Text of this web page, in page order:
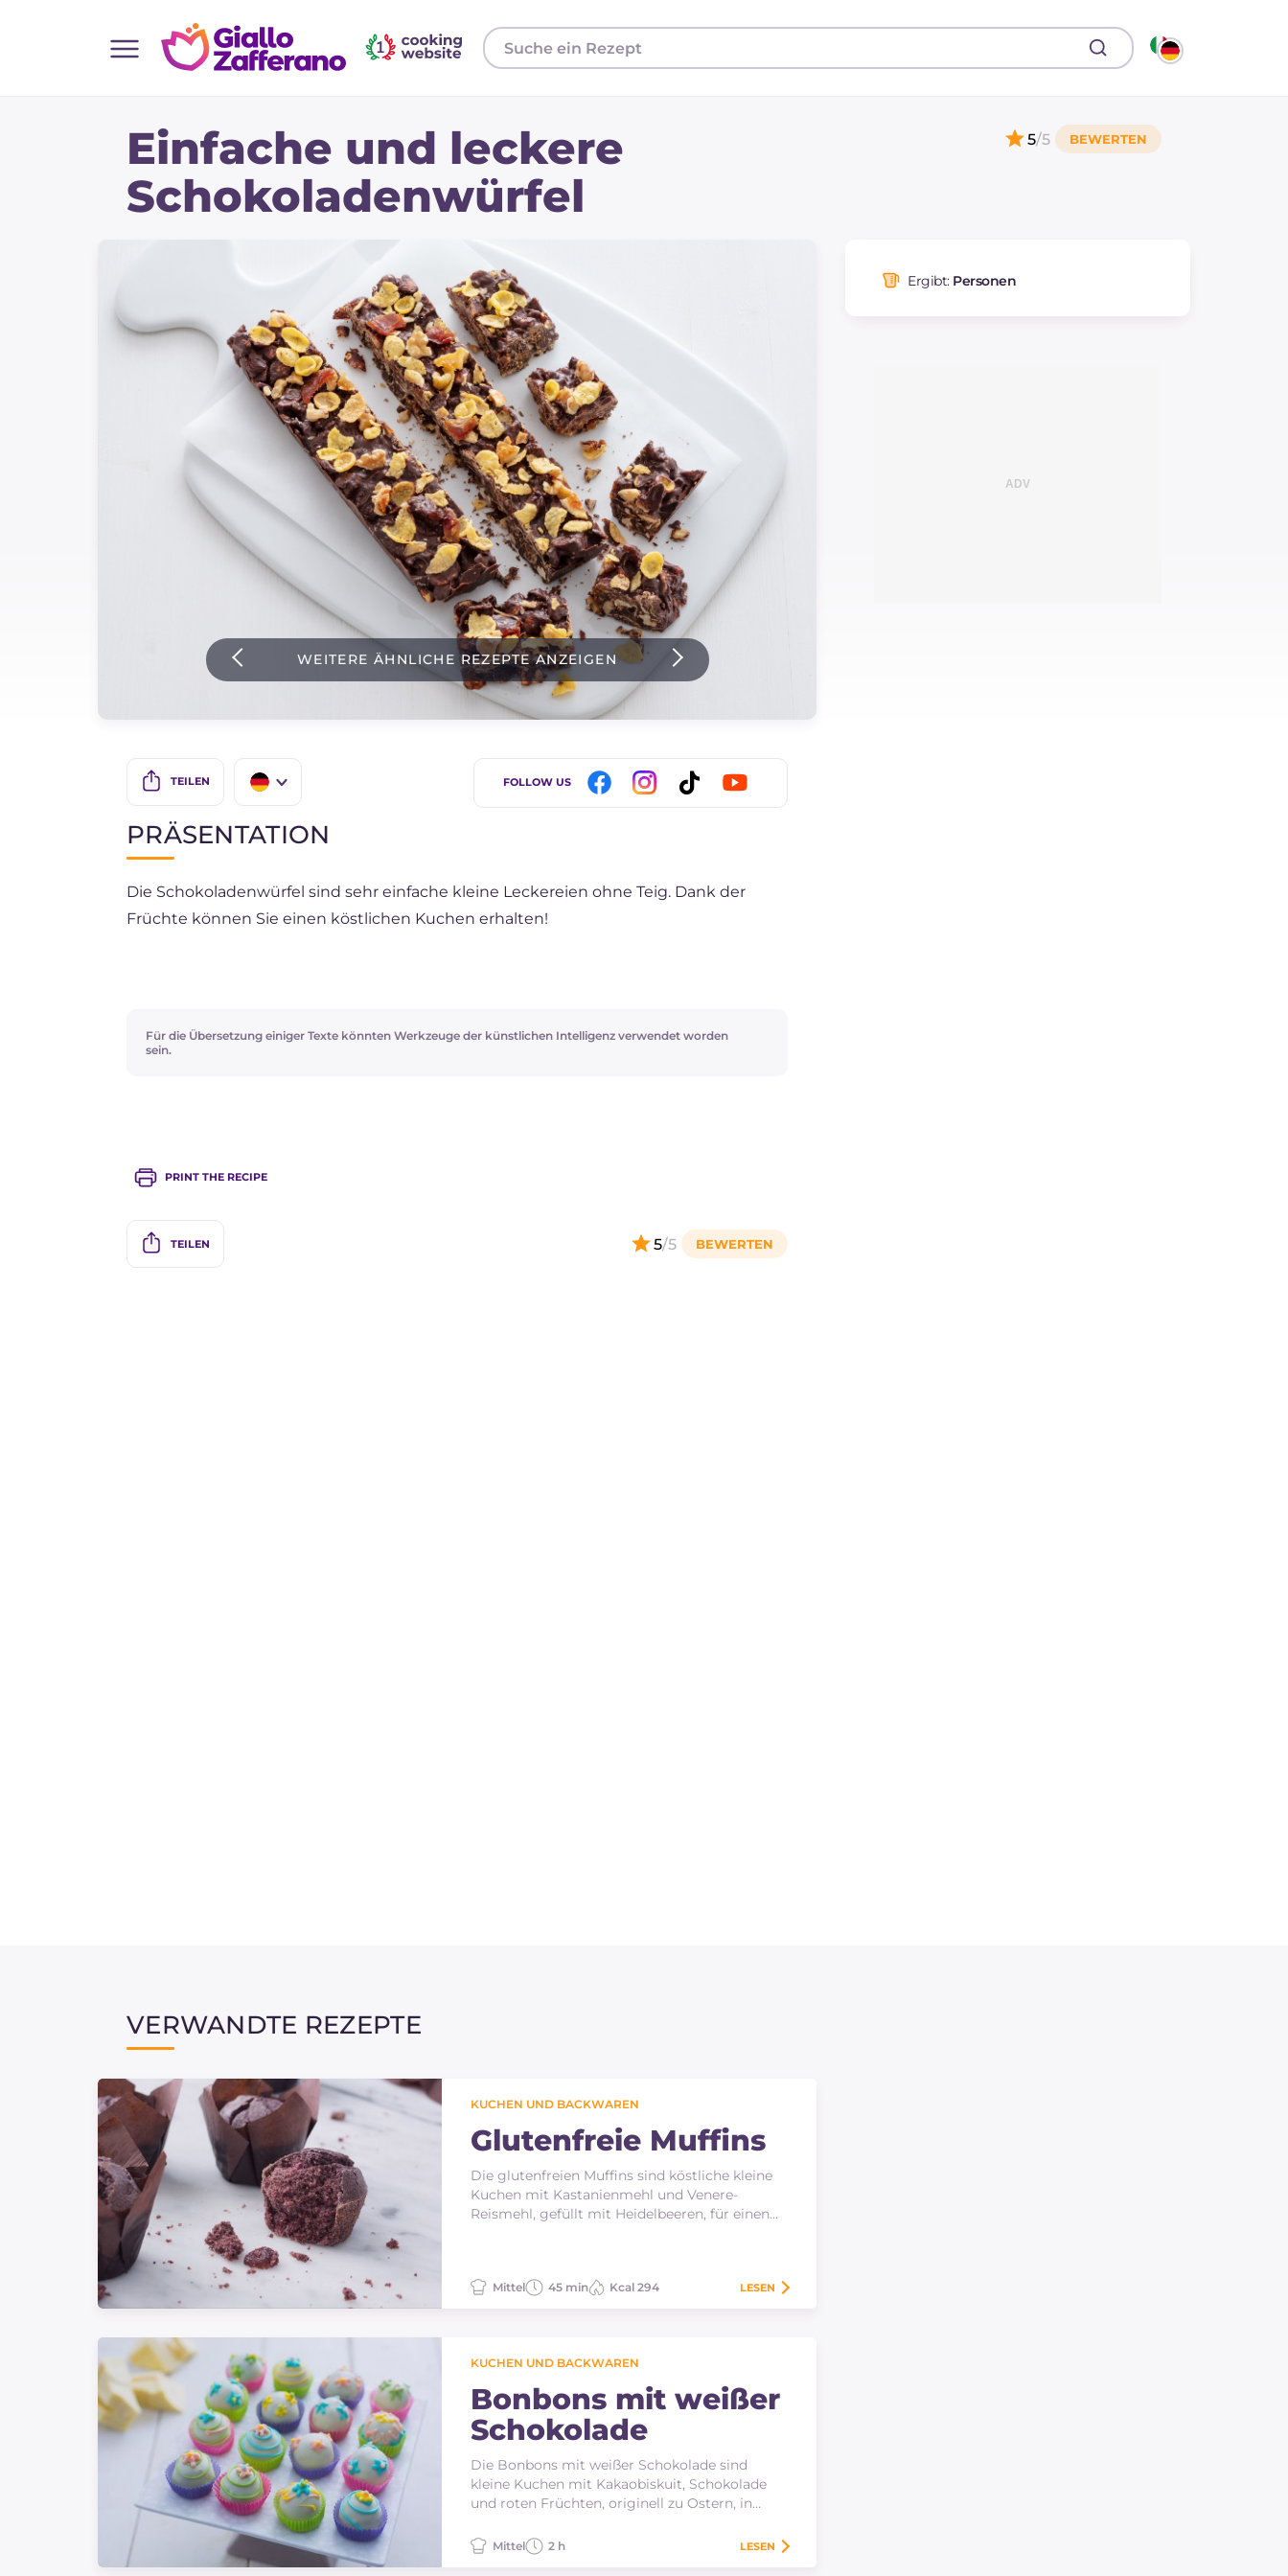
Instagram
Einfache und leckere
Schokoladenwürfel
5/5
WEITERE ÄHNLICHE REZEPTE ANZEIGEN
TEILEN
ES
FOLLOW US
Ergibt: Personen
PRÄSENTATION
Die Schokoladenwürfel sind sehr einfache kleine Leckereien ohne Teig. Dank der
Früchte können Sie einen köstlichen Kuchen erhalten!
Für die Übersetzung einiger Texte könnten Werkzeuge der künstlichen Intelligenz verwendet worden
sein.
PRINT THE RECIPE
TEILEN 5/5
VERWANDTE REZEPTE
KUCHEN UND BACKWAREN
Glutenfreie Muffins
Die glutenfreien Muffins sind köstliche kleine
Kuchen mit Kastanienmehl und Venere-
Reismehl, gefüllt mit Heidelbeeren, für einen
Mittel 45 min Kcal 294 LESEN
KUCHEN UND BACKWAREN
Bonbons mit weißer
Schokolade
Die Bonbons mit weißer Schokolade sind
kleine Kuchen mit Kakaobiskuit, Schokolade
und roten Früchten, originell zu Ostern, in
Mittel 2 h LESEN